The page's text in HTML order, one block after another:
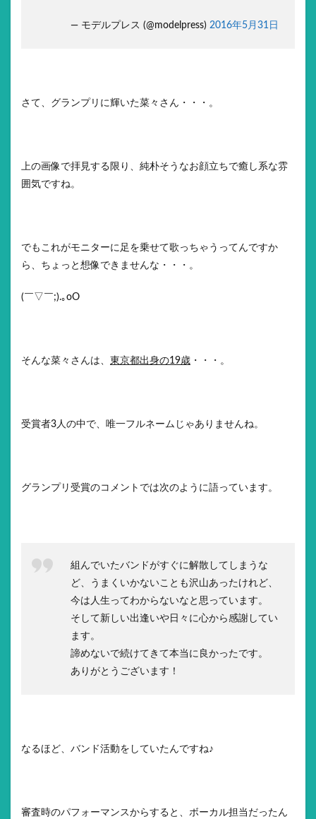
— モデルプレス (@modelpress) 2016年5月31日
さて、グランプリに輝いた菜々さん・・・。
上の画像で拝見する限り、純朴そうなお顔立ちで癒し系な雰
囲気ですね。
でもこれがモニターに足を乗せて歌っちゃうってんですか
ら、ちょっと想像できませんな・・・。
(￣▽￣;).｡oO
そんな菜々さんは、 東京都出身の19歳 ・・・。
受賞者3人の中で、唯一フルネームじゃありませんね。
グランプリ受賞のコメントでは次のように語っています。
組んでいたバンドがすぐに解散してしまうな
ど、うまくいかないことも沢山あったけれど、
今は人生ってわからないなと思っています。
そして新しい出逢いや日々に心から感謝してい
ます。
諦めないで続けてきて本当に良かったです。
ありがとうございます！
なるほど、バンド活動をしていたんですね♪
審査時のパフォーマンスからすると、ボーカル担当だったん